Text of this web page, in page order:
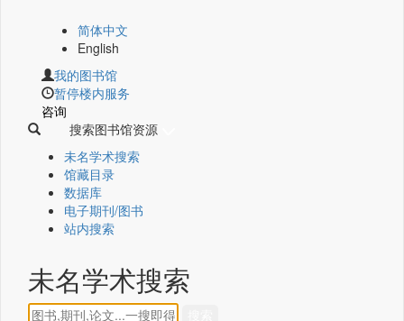
简体中文
English
我的图书馆
暂停楼内服务
咨询
搜索图书馆资源
未名学术搜索
馆藏目录
数据库
电子期刊/图书
站内搜索
未名学术搜索